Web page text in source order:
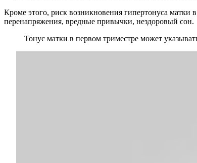
Кроме этого, риск возникновения гипертонуса матки
перенапряжения, вредные привычки, нездоровый сон.
Тонус матки в первом триместре может